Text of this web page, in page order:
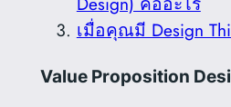
เมื่อคุณมี Design
Value Proposition